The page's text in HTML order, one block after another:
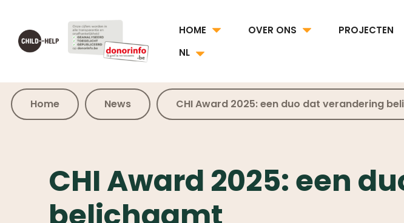
HOME OVER ONS PROJECTEN
NL
Home News CHI Award 2025: een duo dat verandering
CHI Award 2025: een